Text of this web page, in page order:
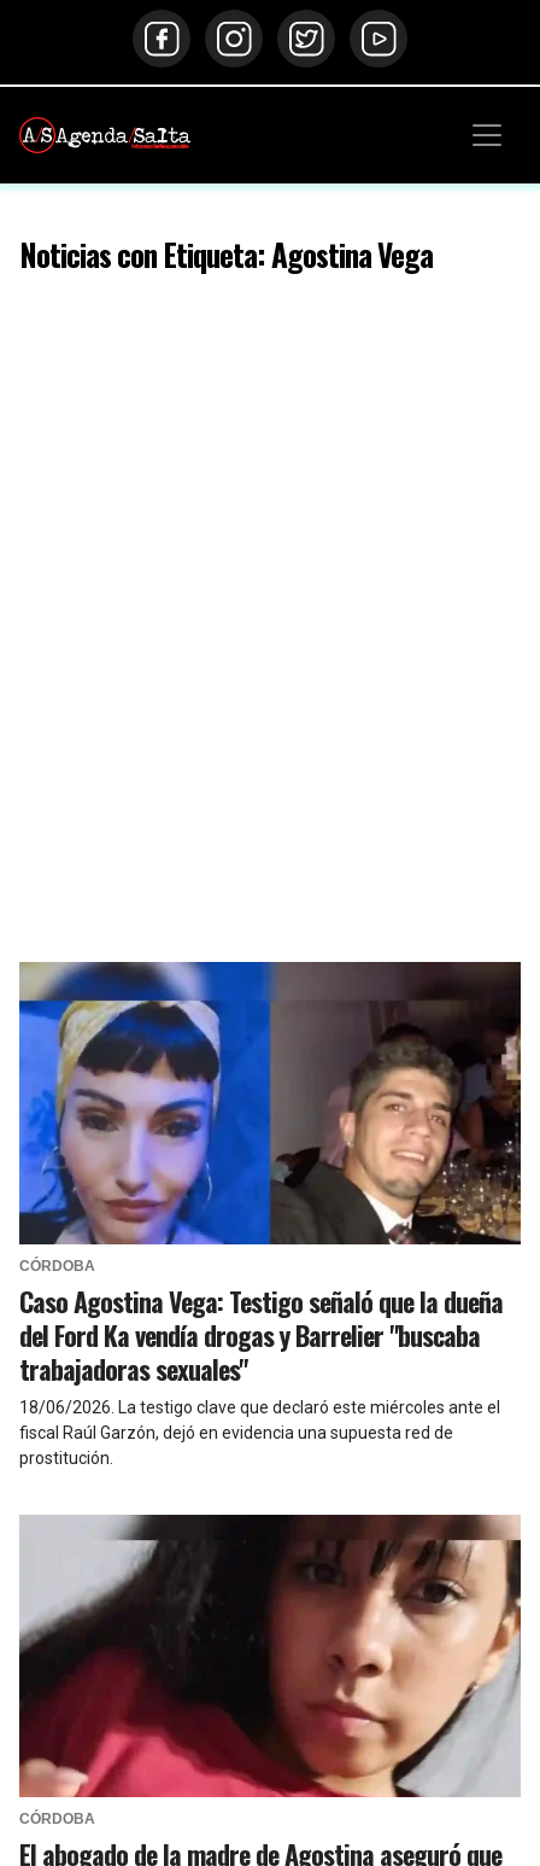
Noticias con Etiqueta: Agostina Vega
CÓRDOBA
Caso Agostina Vega: Testigo señaló que la dueña
del Ford Ka vendía drogas y Barrelier "buscaba
trabajadoras sexuales"
18/06/2026 La testigo clave que declaró este miércoles ante el
fiscal Raúl Garzón, dejó en evidencia una supuesta red de
prostitución.
CÓRDOBA
El abogado de la madre de Agostina aseguró que